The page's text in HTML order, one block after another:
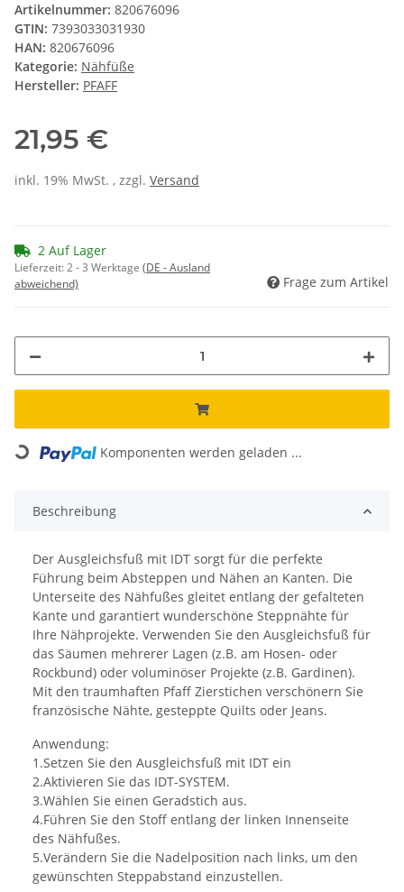
Artikelnummer: 820676096
GTIN: 7393033031930
HAN: 820676096
Kategorie: Nähfüße
Hersteller: PFAFF
21,95 €
inkl. 19% MwSt. , zzgl. Versand
2 Auf Lager
Lieferzeit:2 - 3 Werktage (DE - Ausland
abweichend)
Frage zum Artikel
Loading... Komponenten werden geladen ...
Beschreibung
Der Ausgleichsfuß mit IDT sorgt für die perfekte
Führung beim Absteppen und Nähen an Kanten. Die
Unterseite des Nähfußes gleitet entlang der gefalteten
Kante und garantiert wunderschöne Steppnähte für
Ihre Nähprojekte. Verwenden Sie den Ausgleichsfuß für
das Säumen mehrerer Lagen (z.B. am Hosen- oder
Rockbund) oder voluminöser Projekte (z.B. Gardinen).
Mit den traumhaften Pfaff Zierstichen verschönern Sie
französische Nähte, gesteppte Quilts oder Jeans.
Anwendung:
1.Setzen Sie den Ausgleichsfuß mit IDT ein
2.Aktivieren Sie das IDT-SYSTEM.
3.Wählen Sie einen Geradstich aus.
4.Führen Sie den Stoff entlang der linken Innenseite
des Nähfußes.
5.Verändern Sie die Nadelposition nach links, um den
gewünschten Steppabstand einzustellen.